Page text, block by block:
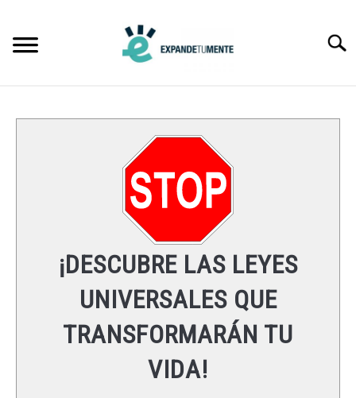
content
LEYES UNIVERSALES
RECURSOS
¡DESCUBRE LAS LEYES
UNIVERSALES QUE
TRANSFORMARÁN TU
VIDA!